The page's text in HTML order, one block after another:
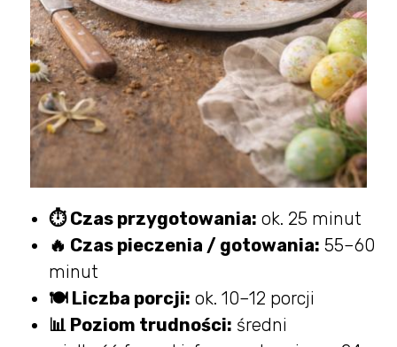
⏱ Czas przygotowania: ok. 25 minut
🔥 Czas pieczenia / gotowania: 55–60
minut
🍽 Liczba porcji: ok. 10–12 porcji
📊 Poziom trudności: średni